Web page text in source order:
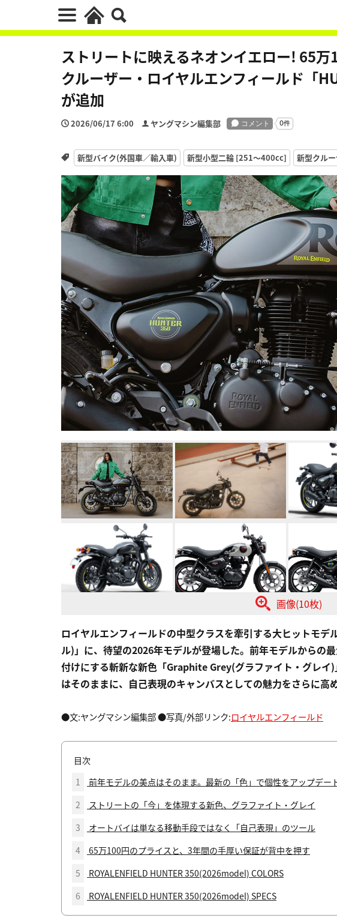
ストリートに映えるネオンイエロー! 65
クルーザー・ロイヤルエンフィールド「
が追加
2026/06/17 6:00 ヤングマシン編集部
新型バイク(外国車／輸入車) 新型小型二輪 [251〜400cc] 新型クル
画像(10枚)
ロイヤルエンフィールドの中型クラスを牽引する大ヒットモデ
ル)」に、待望の2026年モデルが登場した。前年モデルからの
付けにする斬新な新色「Graphite Grey(グラファイト・グレイ
はそのままに、自己表現のキャンバスとしての魅力をさらに高
●文:ヤングマシン編集部 ●写真/外部リンク:ロイヤルエンフィールド
目次
1
前年モデルの美点はそのまま。最新の「色」で個性をアップデー
2
ストリートの「今」を体現する新色、グラファイト・グレイ
3
オートバイは単なる移動手段ではなく「自己表現」のツール
4
65万100円のプライスと、3年間の手厚い保証が背中を押す
5
ROYALENFIELD HUNTER 350(2026model) COLORS
6
ROYALENFIELD HUNTER 350(2026model) SPECS